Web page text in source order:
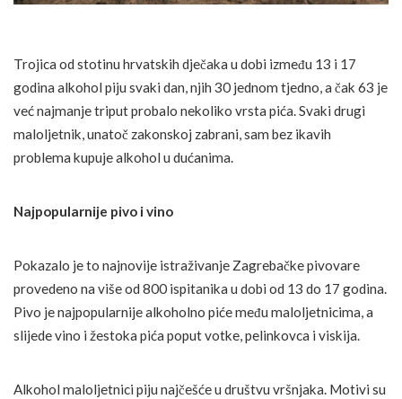
Trojica od stotinu hrvatskih dječaka u dobi između 13 i 17
godina alkohol piju svaki dan, njih 30 jednom tjedno, a čak 63 je
već najmanje triput probalo nekoliko vrsta pića. Svaki drugi
maloljetnik, unatoč zakonskoj zabrani, sam bez ikavih
problema kupuje alkohol u dućanima.
Najpopularnije pivo i vino
Pokazalo je to najnovije istraživanje Zagrebačke pivovare
provedeno na više od 800 ispitanika u dobi od 13 do 17 godina.
Pivo je najpopularnije alkoholno piće među maloljetnicima, a
slijede vino i žestoka pića poput votke, pelinkovca i viskija.
Alkohol maloljetnici piju najčešće u društvu vršnjaka. Motivi su